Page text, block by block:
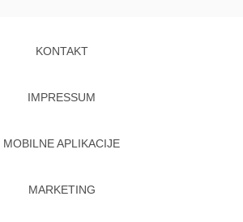
KONTAKT
IMPRESSUM
MOBILNE APLIKACIJE
MARKETING